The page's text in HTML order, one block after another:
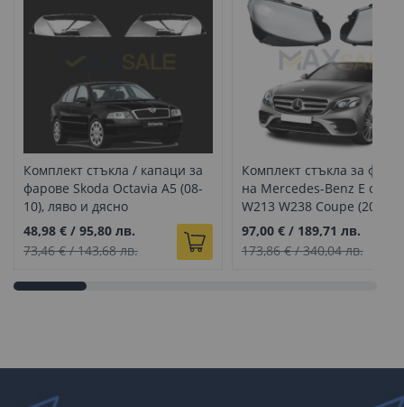
Комплект стъкла / капаци за
фарове Skoda Octavia A5 (08-
10), ляво и дясно
48,98 € / 95,80 лв.
73,46 €/143,68 лв.
Комплект стъкла за
на Mercedes-Benz E class
W213 W238 Coupe (2016-
ляво и дясно
97,00 €/ 189,71 лв.
173,86 €/340,04 лв.